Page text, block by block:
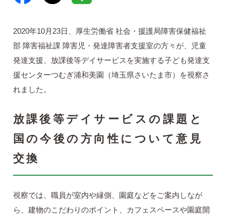
2020年10月23日、厚生労働省 社会・援護局障害保健福祉
部 障害福祉課 障害児・発達障害者支援室の方々が、児童
発達支援、放課後等デイサービスを実施する子ども発達支
援センターつむぎ浦和美園（埼玉県さいたま市）を視察さ
れました。
放課後等デイサービスの課題と
国の今後の方向性について意見
交換
視察では、職員が室内や縁側、園庭などをご案内しなが
ら、建物のこだわりのポイント、カフェスペースや園庭開